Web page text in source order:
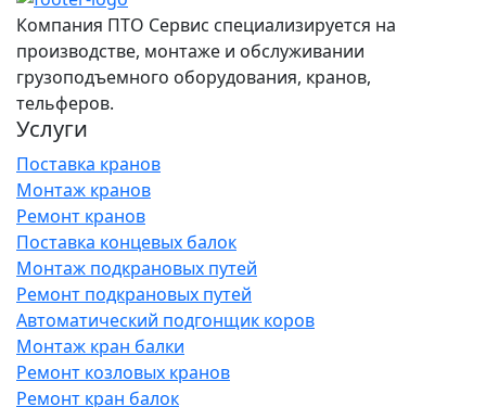
Компания ПТО Сервис специализируется на
производстве, монтаже и обслуживании
грузоподъемного оборудования, кранов,
тельферов.
Услуги
Поставка кранов
Монтаж кранов
Ремонт кранов
Поставка концевых балок
Монтаж подкрановых путей
Ремонт подкрановых путей
Автоматический подгонщик коров
Монтаж кран балки
Ремонт козловых кранов
Ремонт кран балок